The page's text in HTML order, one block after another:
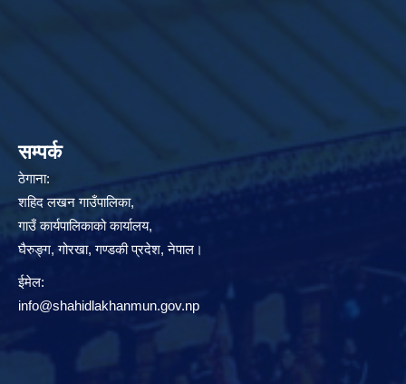
सम्पर्क
ठेगाना:
शहिद लखन गाउँपालिका,
गाउँ कार्यपालिकाको कार्यालय,
घैरुङ्ग, गोरखा, गण्डकी प्रदेश, नेपाल।
ईमेल:
info@shahidlakhanmun.gov.np